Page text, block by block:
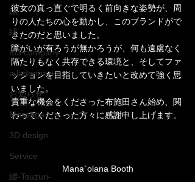
結
縁
m3 company
a.ladonna.+
お知らせ
Message
3D design
Service
綴-Tsuzuri-
彼女の真っ直ぐで明るく前向きな姿勢が、周
りの人たちの心を動かし、このブランドがで
きたのだと思いました。
障がいが有ろうが無かろうが、何も遠慮なく
隔たりもなく共存できる環境と、そしてファ
ッションを目指していきたいと改めて強く思
いました。
貴重な機会をくださった布施田さん始め、関
わってくださった方々に感謝申し上げます。
Mana`olana Booth